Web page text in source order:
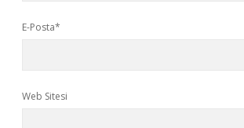
E-Posta*
Web Sitesi